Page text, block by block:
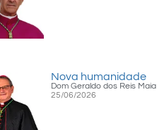
Nova humanidade
Dom Geraldo dos Reis Maia
25/06/2026